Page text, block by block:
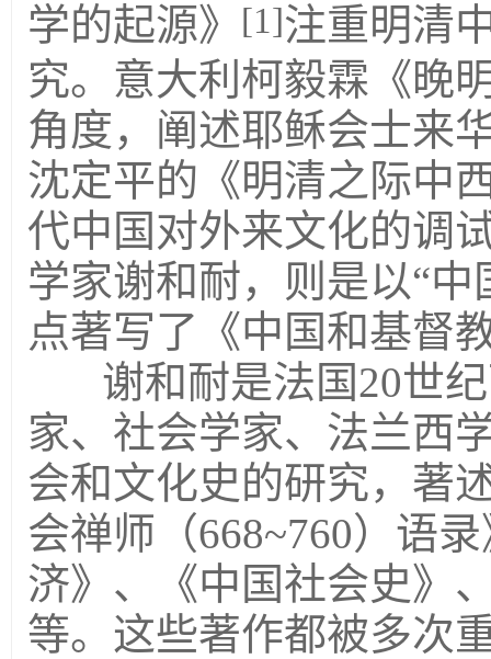
学的起源》
[1]注重明清
究。意大利柯毅霖《晚
角度，阐述耶稣会士来
沈定平的《明清之际中
代中国对外来文化的调
学家谢和耐，则是以“
点著写了《中国和基督
谢和耐是法国20世
家、社会学家、法兰西
会和文化史的研究，著
会禅师（668~760）语
济》、《中国社会史》
等。这些著作都被多次